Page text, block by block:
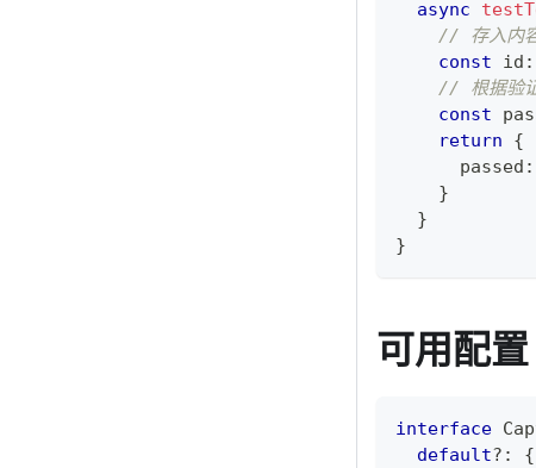
async
// 存入内
const id :
// 根据验
const
return
{
      passed
:
}
}
}
可用配置
interface
default? : {